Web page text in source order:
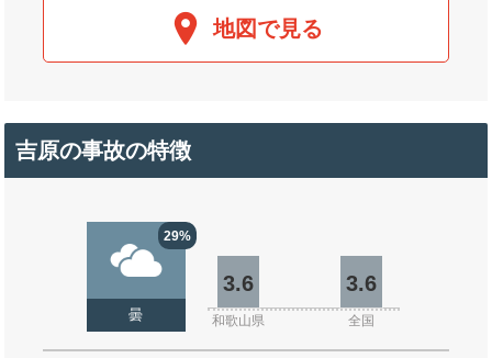
地図で見る
吉原の事故の特徴
29%
曇
3.6 3.6
和歌山県 全国